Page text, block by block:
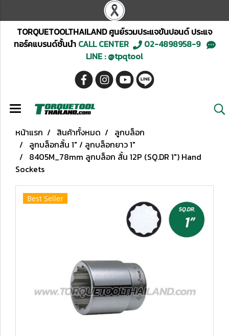
TORQUETOOLTHAILAND ศูนย์รวมประแจขันปอนด์ ประแจ
ทอร์คแบรนด์ชั้นนำCALL CENTER
02-4898958-9
LINE : @tpqtool
หน้าแรก สินค้าทั้งหมด
ลูกบล็อก
ลูกบล็อกสั้น 1" / ลูกบล็อกยาว 1"
8405M_78mm ลูกบล็อก สั้น 12P (SQ.DR 1") Hand
Sockets
Best Seller